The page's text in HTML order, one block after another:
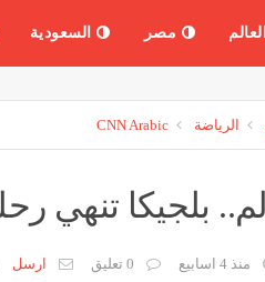
مصر السعودية
الرياضة CNN Arabic
بلجيكا تنهي
منذ 4 اسابيع 0 تعليق ارسل